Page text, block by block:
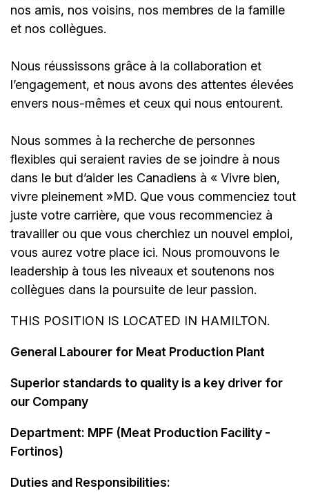
nos amis, nos voisins, nos membres de la famille
et nos collègues.
Nous réussissons grâce à la collaboration et
l’engagement, et nous avons des attentes élevées
envers nous-mêmes et ceux qui nous entourent.
Nous sommes à la recherche de personnes
flexibles qui seraient ravies de se joindre à nous
dans le but d’aider les Canadiens à « Vivre bien,
vivre pleinement »MD. Que vous commenciez tout
juste votre carrière, que vous recommenciez à
travailler ou que vous cherchiez un nouvel emploi,
vous aurez votre place ici. Nous promouvons le
leadership à tous les niveaux et soutenons nos
collègues dans la poursuite de leur passion.
THIS POSITION IS LOCATED IN HAMILTON.
General Labourer for Meat Production Plant
Superior standards to quality is a key driver for
our Company
Department: MPF (Meat Production Facility -
Fortinos)
Duties and Responsibilities: